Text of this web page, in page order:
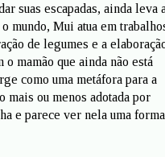
suas escapadas, ainda leva
mundo, Mui atua em
de legumes e a
mamão que ainda não está
como uma metáfora para a
mais ou menos adotada por
e parece ver nela uma